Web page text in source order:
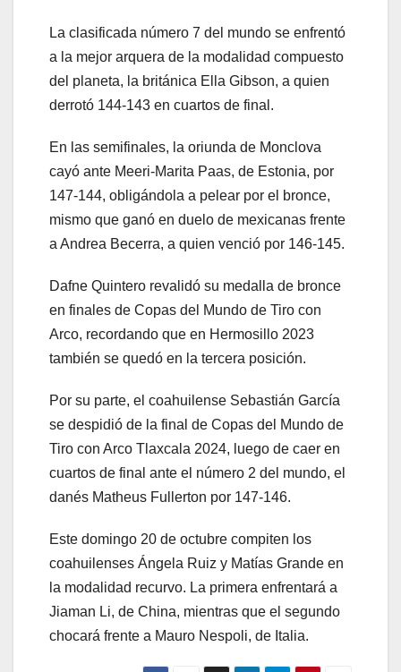
La clasificada número 7 del mundo se enfrentó
a la mejor arquera de la modalidad compuesto
del planeta, la británica Ella Gibson, a quien
derrotó 144-143 en cuartos de final.
En las semifinales, la oriunda de Monclova
cayó ante Meeri-Marita Paas, de Estonia, por
147-144, obligándola a pelear por el bronce,
mismo que ganó en duelo de mexicanas frente
a Andrea Becerra, a quien venció por 146-145.
Dafne Quintero revalidó su medalla de bronce
en finales de Copas del Mundo de Tiro con
Arco, recordando que en Hermosillo 2023
también se quedó en la tercera posición.
Por su parte, el coahuilense Sebastián García
se despidió de la final de Copas del Mundo de
Tiro con Arco Tlaxcala 2024, luego de caer en
cuartos de final ante el número 2 del mundo, el
danés Matheus Fullerton por 147-146.
Este domingo 20 de octubre compiten los
coahuilenses Ángela Ruiz y Matías Grande en
la modalidad recurvo. La primera enfrentará a
Jiaman Li, de China, mientras que el segundo
chocará frente a Mauro Nespoli, de Italia.